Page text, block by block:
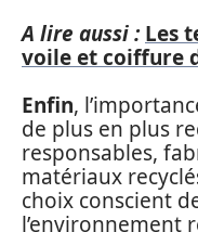
A lire aussi : Les
voile et coiffure
Enfin,
de plus en plus
responsables,
matériaux
choix conscient
l’environnement